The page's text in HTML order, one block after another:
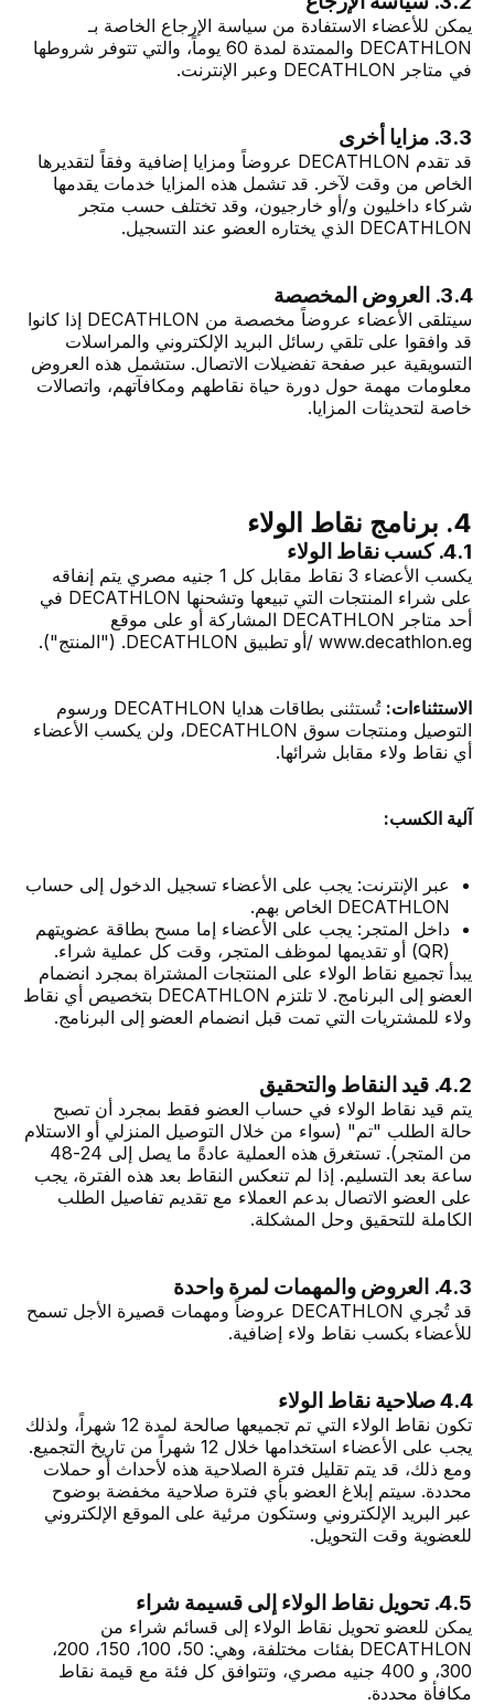
يمكن للأعضاء الاستفادة من سياسة الإرجاع الخاصة بـ
DECATHLON والممتدة لمدة 60 يوماً، والتي تتوفر شروطها
في متاجر DECATHLON وعبر الإنترنت.
3.3. مزايا أخرى
قد تقدم DECATHLON عروضاً ومزايا إضافية وفقاً لتقديرها
الخاص من وقت لآخر. قد تشمل هذه المزايا خدمات يقدمها
شركاء داخليون و/أو خارجيون، وقد تختلف حسب متجر
DECATHLON الذي يختاره العضو عند التسجيل.
3.4. العروض المخصصة
سيتلقى الأعضاء عروضاً مخصصة من DECATHLON إذا كانوا
قد وافقوا على تلقي رسائل البريد الإلكتروني والمراسلات
التسويقية عبر صفحة تفضيلات الاتصال. ستشمل هذه العروض
معلومات مهمة حول دورة حياة نقاطهم ومكافآتهم، واتصالات
خاصة لتحديثات المزايا.
4. برنامج نقاط الولاء
4.1. كسب نقاط الولاء
يكسب الأعضاء 3 نقاط مقابل كل 1 جنيه مصري يتم إنفاقه
على شراء المنتجات التي تبيعها وتشحنها DECATHLON في
أحد متاجر DECATHLON المشاركة أو على موقع
www.decathlon.eg /أو تطبيق DECATHLON. ("المنتج").
الاستثناءات:
تُستثنى بطاقات هدايا DECATHLON ورسوم
التوصيل ومنتجات سوق DECATHLON، ولن يكسب الأعضاء
أي نقاط ولاء مقابل شرائها.
آلية الكسب:
عبر الإنترنت: يجب على الأعضاء تسجيل الدخول إلى حساب
DECATHLON الخاص بهم.
داخل المتجر: يجب على الأعضاء إما مسح بطاقة عضويتهم
(QR) أو تقديمها لموظف المتجر، وقت كل عملية شراء.
يبدأ تجميع نقاط الولاء على المنتجات المشتراة بمجرد انضمام
العضو إلى البرنامج. لا تلتزم DECATHLON بتخصيص أي نقاط
ولاء للمشتريات التي تمت قبل انضمام العضو إلى البرنامج.
4.2. قيد النقاط والتحقيق
يتم قيد نقاط الولاء في حساب العضو فقط بمجرد أن تصبح
حالة الطلب "تم" (سواء من خلال التوصيل المنزلي أو الاستلام
من المتجر). تستغرق هذه العملية عادةً ما يصل إلى 24-48
ساعة بعد التسليم. إذا لم تنعكس النقاط بعد هذه الفترة، يجب
على العضو الاتصال بدعم العملاء مع تقديم تفاصيل الطلب
الكاملة للتحقيق وحل المشكلة.
4.3. العروض والمهمات لمرة واحدة
قد تُجري DECATHLON عروضاً ومهمات قصيرة الأجل تسمح
للأعضاء بكسب نقاط ولاء إضافية.
4.4 صلاحية نقاط الولاء
تكون نقاط الولاء التي تم تجميعها صالحة لمدة 12 شهراً، ولذلك
يجب على الأعضاء استخدامها خلال 12 شهراً من تاريخ التجميع.
ومع ذلك، قد يتم تقليل فترة الصلاحية هذه لأحداث أو حملات
محددة. سيتم إبلاغ العضو بأي فترة صلاحية مخفضة بوضوح
عبر البريد الإلكتروني وستكون مرئية على الموقع الإلكتروني
للعضوية وقت التحويل.
4.5. تحويل نقاط الولاء إلى قسيمة شراء
يمكن للعضو تحويل نقاط الولاء إلى قسائم شراء من
DECATHLON بفئات مختلفة، وهي: 50، 100، 150، 200،
300، و 400 جنيه مصري، وتتوافق كل فئة مع قيمة نقاط
مكافأة محددة.